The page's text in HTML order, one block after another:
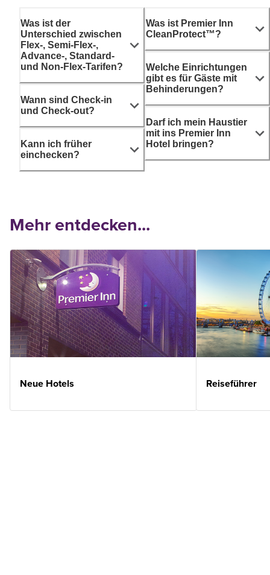
Was ist der
Unterschied zwischen
Flex-, Semi-Flex-,
Advance-, Standard-
und Non-Flex-Tarifen?
Wann sind Check-in
und Check-out?
Kann ich früher
einchecken?
Was ist Premier Inn
CleanProtect™?
Welche Einrichtungen
gibt es für Gäste mit
Behinderungen?
Darf ich mein Haustier
mit ins Premier Inn
Hotel bringen?
Mehr entdecken...
Neue Hotels Reiseführer